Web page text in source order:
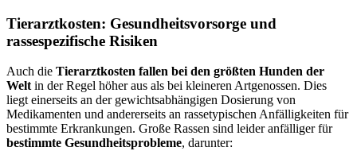
Tierarztkosten: Gesundheitsvorsorge und
rassespezifische Risiken
Auch die Tierarztkosten fallen bei den größten Hunden der
Weltin der Regel höher aus als bei kleineren Artgenossen. Dies
liegt einerseits an der gewichtsabhängigen Dosierung von
Medikamenten und andererseits an rassetypischen Anfälligkeiten für
bestimmte Erkrankungen. Große Rassen sind leider anfälliger für
bestimmte Gesundheitsprobleme, darunter: